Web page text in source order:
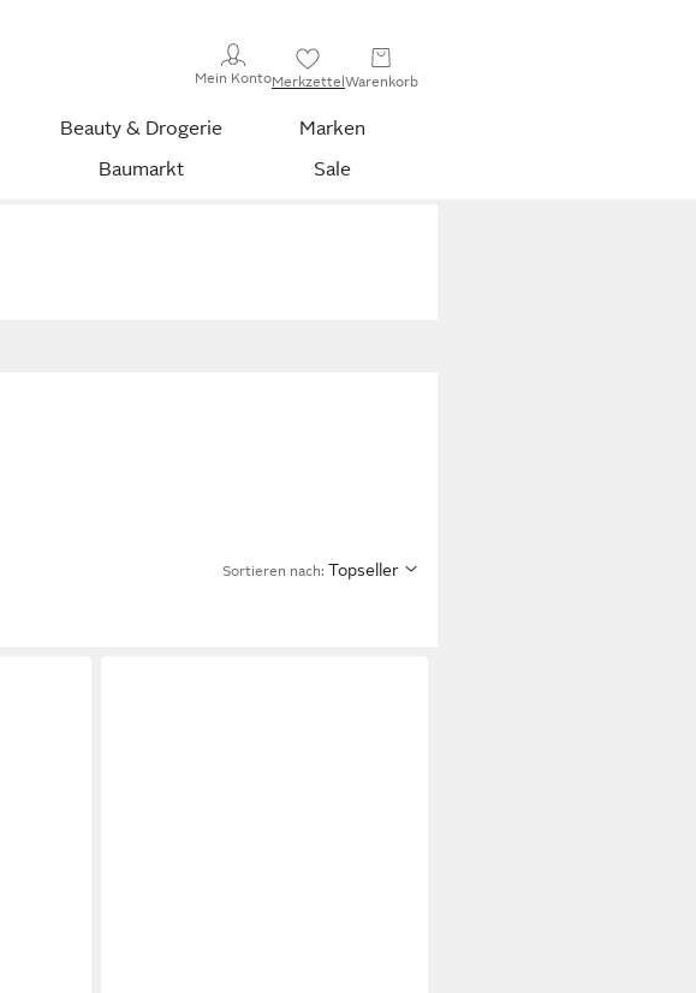
Mein KontoMerkzettelWarenkorb
Beauty & Drogerie
Marken
Baumarkt Sale
Sortieren nach: Topseller